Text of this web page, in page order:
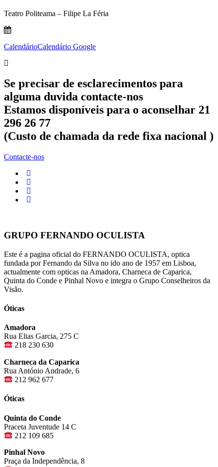
Teatro Politeama – Filipe La Féria
CalendárioCalendário Google
Se precisar de esclarecimentos para
alguma duvida contacte-nos
Estamos disponíveis para o aconselhar 21
296 26 77
(Custo de chamada da rede fixa nacional )
Contacte-nos
GRUPO FERNANDO OCULISTA
Este é a pagina oficial do FERNANDO OCULISTA, optica
fundada por Fernando da Silva no ido ano de 1957 em Lisboa,
actualmente com opticas na Amadora, Charneca de Caparica,
Quinta do Conde e Pinhal Novo e integra o Grupo Conselheiros da
Visão.
Óticas
Amadora
Rua Elias Garcia, 275 C
218 230 630
Charneca da Caparica
Rua António Andrade, 6
212 962 677
Óticas
Quinta do Conde
Praceta Juventude 14 C
212 109 685
Pinhal Novo
Praça da Independência, 8